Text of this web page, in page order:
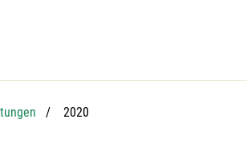
Aktuelle Seite:
2020